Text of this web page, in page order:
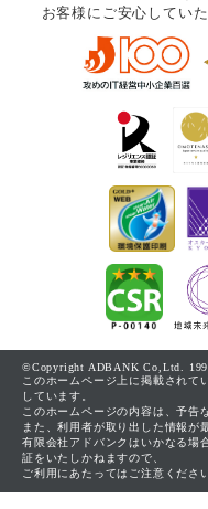
お客様にご安心してい
©Copyright ADBANK Co,Ltd.
このホームページ上に掲載されて
しています。
このホームページの内容は、予告
また、利用者が取り出した情報が
有限会社アドバンクはいかなる場
証をいたしかねますので、
ご利用にあたってはご注意くださ